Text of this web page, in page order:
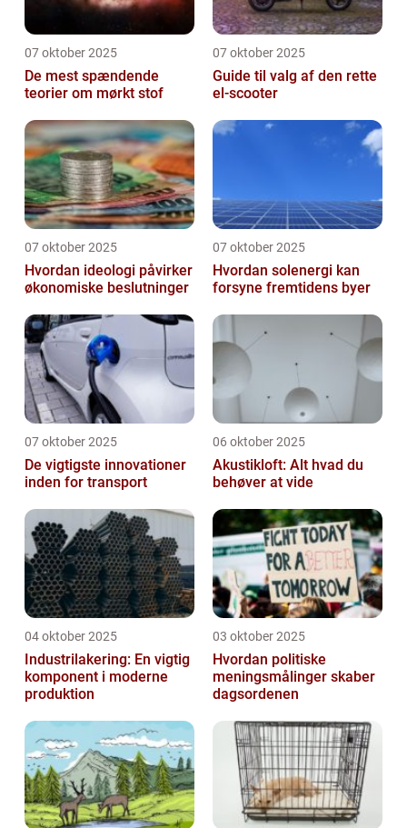
07 oktober 2025
De mest spændende
teorier om mørkt stof
07 oktober 2025
Guide til valg af den rette
el-scooter
07 oktober 2025
Hvordan ideologi påvirker
økonomiske beslutninger
07 oktober 2025
Hvordan solenergi kan
forsyne fremtidens byer
07 oktober 2025
De vigtigste innovationer
inden for transport
06 oktober 2025
Akustikloft: Alt hvad du
behøver at vide
04 oktober 2025
Industrilakering: En vigtig
komponent i moderne
produktion
03 oktober 2025
Hvordan politiske
meningsmålinger skaber
dagsordenen